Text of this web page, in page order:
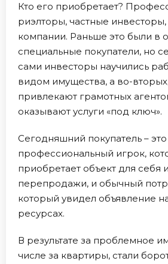
Кто его приобретает?
риэлторы, частные
компании. Раньше это были в
специальные покупатели, но
сами инвесторы научились
видом имущества, а во-
привлекают грамотных
оказывают услуги «под ключ».
Сегодняшний покупатель –
профессиональный игрок,
приобретает объект для себя
перепродажи, и обычный
который увидел объявление
ресурсах.
В результате за проблемное
числе за квартиры, стали